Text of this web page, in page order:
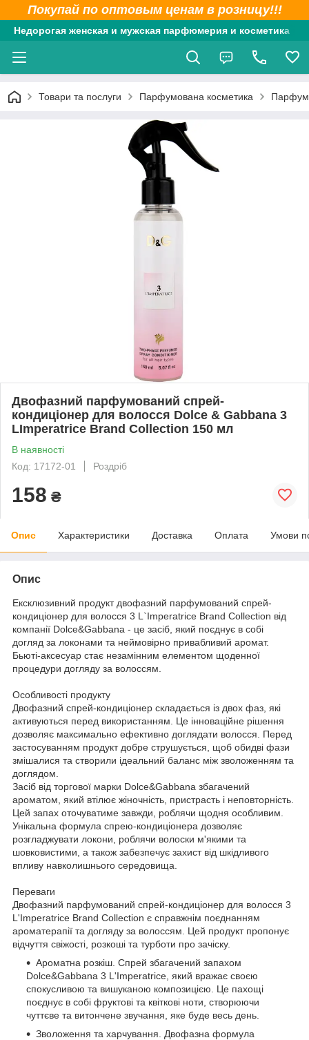
Покупай по оптовым ценам в розницу!!!
Недорогая женская и мужская парфюмерия и косметика
Товари та послуги Парфумована косметика
Двофазний парфумований спрей-
кондиціонер для волосся Dolce & Gabbana 3
LImperatrice Brand Collection 150 мл
В наявності
Код: 17172-01
Роздріб
158 ₴
Опис Характеристики Доставка Оплата Умови
Опис
Ексклюзивний продукт двофазний парфумований спрей-
кондиціонер для волосся 3 L`Imperatrice Brand Collection від
компанії Dolce&Gabbana - це засіб, який поєднує в собі
догляд за локонами та неймовірно привабливий аромат.
Бьюті-аксесуар стає незамінним елементом щоденної
процедури догляду за волоссям.
Особливості продукту
Двофазний спрей-кондиціонер складається із двох фаз, які
активуються перед використанням. Це інноваційне рішення
дозволяє максимально ефективно доглядати волосся. Перед
застосуванням продукт добре струшується, щоб обидві фази
змішалися та створили ідеальний баланс між зволоженням та
доглядом.
Засіб від торгової марки Dolce&Gabbana збагачений
ароматом, який втілює жіночність, пристрасть і неповторність.
Цей запах оточуватиме завжди, роблячи щодня особливим.
Унікальна формула спрею-кондиціонера дозволяє
розгладжувати локони, роблячи волоски м'якими та
шовковистими, а також забезпечує захист від шкідливого
впливу навколишнього середовища.
Переваги
Двофазний парфумований спрей-кондиціонер для волосся 3
L'Imperatrice Brand Collection є справжнім поєднанням
ароматерапії та догляду за волоссям. Цей продукт пропонує
відчуття свіжості, розкоші та турботи про зачіску.
Ароматна розкіш. Спрей збагачений запахом
Dolce&Gabbana 3 L'Imperatrice, який вражає своєю
спокусливою та вишуканою композицією. Це пахощі
поєднує в собі фруктові та квіткові ноти, створюючи
чуттєве та витончене звучання, яке буде весь день.
Зволоження та харчування. Двофазна формула